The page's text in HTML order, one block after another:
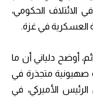
الائتلاف الحكومي،
العسكرية في غزة.
أوضح دلياني أن ما
متجذرة في
الأميركي، في